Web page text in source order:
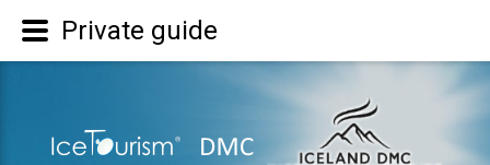
Private guide